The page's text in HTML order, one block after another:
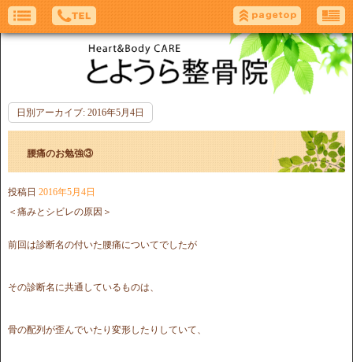
日別アーカイブ: 2016年5月4日
腰痛のお勉強③
投稿日 2016年5月4日
＜痛みとシビレの原因＞
前回は診断名の付いた腰痛についてでしたが
その診断名に共通しているものは、
骨の配列が歪んでいたり変形したりしていて、